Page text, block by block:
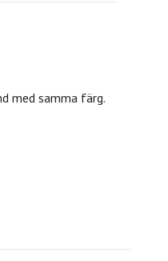
med samma färg.